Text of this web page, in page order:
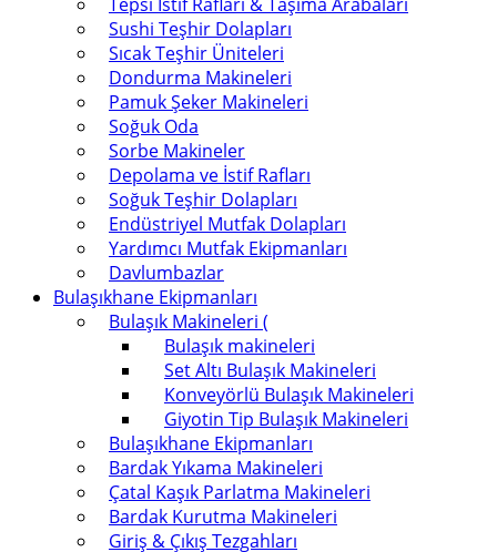
Sushi Teşhir Dolapları
Sıcak Teşhir Üniteleri
Dondurma Makineleri
Pamuk Şeker Makineleri
Soğuk Oda
Sorbe Makineler
Depolama ve İstif Rafları
Soğuk Teşhir Dolapları
Endüstriyel Mutfak Dolapları
Yardımcı Mutfak Ekipmanları
Davlumbazlar
Bulaşıkhane Ekipmanları
Bulaşık Makineleri (
Bulaşık makineleri
Set Altı Bulaşık Makineleri
Konveyörlü Bulaşık Makineleri
Giyotin Tip Bulaşık Makineleri
Bulaşıkhane Ekipmanları
Bardak Yıkama Makineleri
Çatal Kaşık Parlatma Makineleri
Bardak Kurutma Makineleri
Giriş & Çıkış Tezgahları